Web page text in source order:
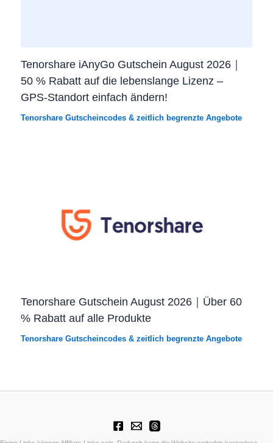
Tenorshare iAnyGo Gutschein August 2026｜
50 % Rabatt auf die lebenslange Lizenz –
GPS-Standort einfach ändern!
Tenorshare Gutscheincodes & zeitlich begrenzte Angebote
Tenorshare Gutschein August 2026｜Über 60
% Rabatt auf alle Produkte
Tenorshare Gutscheincodes & zeitlich begrenzte Angebote